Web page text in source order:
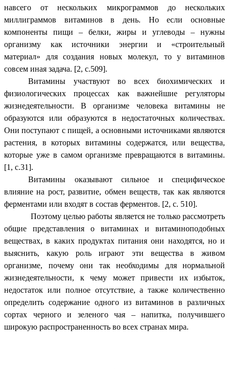
навсего от нескольких микрограммов до нескольких
миллиграммов витаминов в день. Но если основные
компоненты пищи – белки, жиры и углеводы – нужны
организму как источники энергии и «строительный
материал» для создания новых молекул, то у витаминов
совсем иная задача. [2, с.509].
Витамины участвуют во всех биохимических и
физиологических процессах как важнейшие регуляторы
жизнедеятельности. В организме человека витамины не
образуются или образуются в недостаточных количествах.
Они поступают с пищей, а основными источниками являются
растения, в которых витамины содержатся, или вещества,
которые уже в самом организме превращаются в витамины.
[1, с.31].
Витамины оказывают сильное и специфическое
влияние на рост, развитие, обмен веществ, так как являются
ферментами или входят в состав ферментов. [2, с. 510].
Поэтому целью работы является не только рассмотреть
общие представления о витаминах и витаминоподобных
веществах, в каких продуктах питания они находятся, но и
выяснить, какую роль играют эти вещества в живом
организме, почему они так необходимы для нормальной
жизнедеятельности, к чему может привести их избыток,
недостаток или полное отсутствие, а также количественно
определить содержание одного из витаминов в различных
сортах черного и зеленого чая – напитка, получившего
широкую распространенность во всех странах мира.